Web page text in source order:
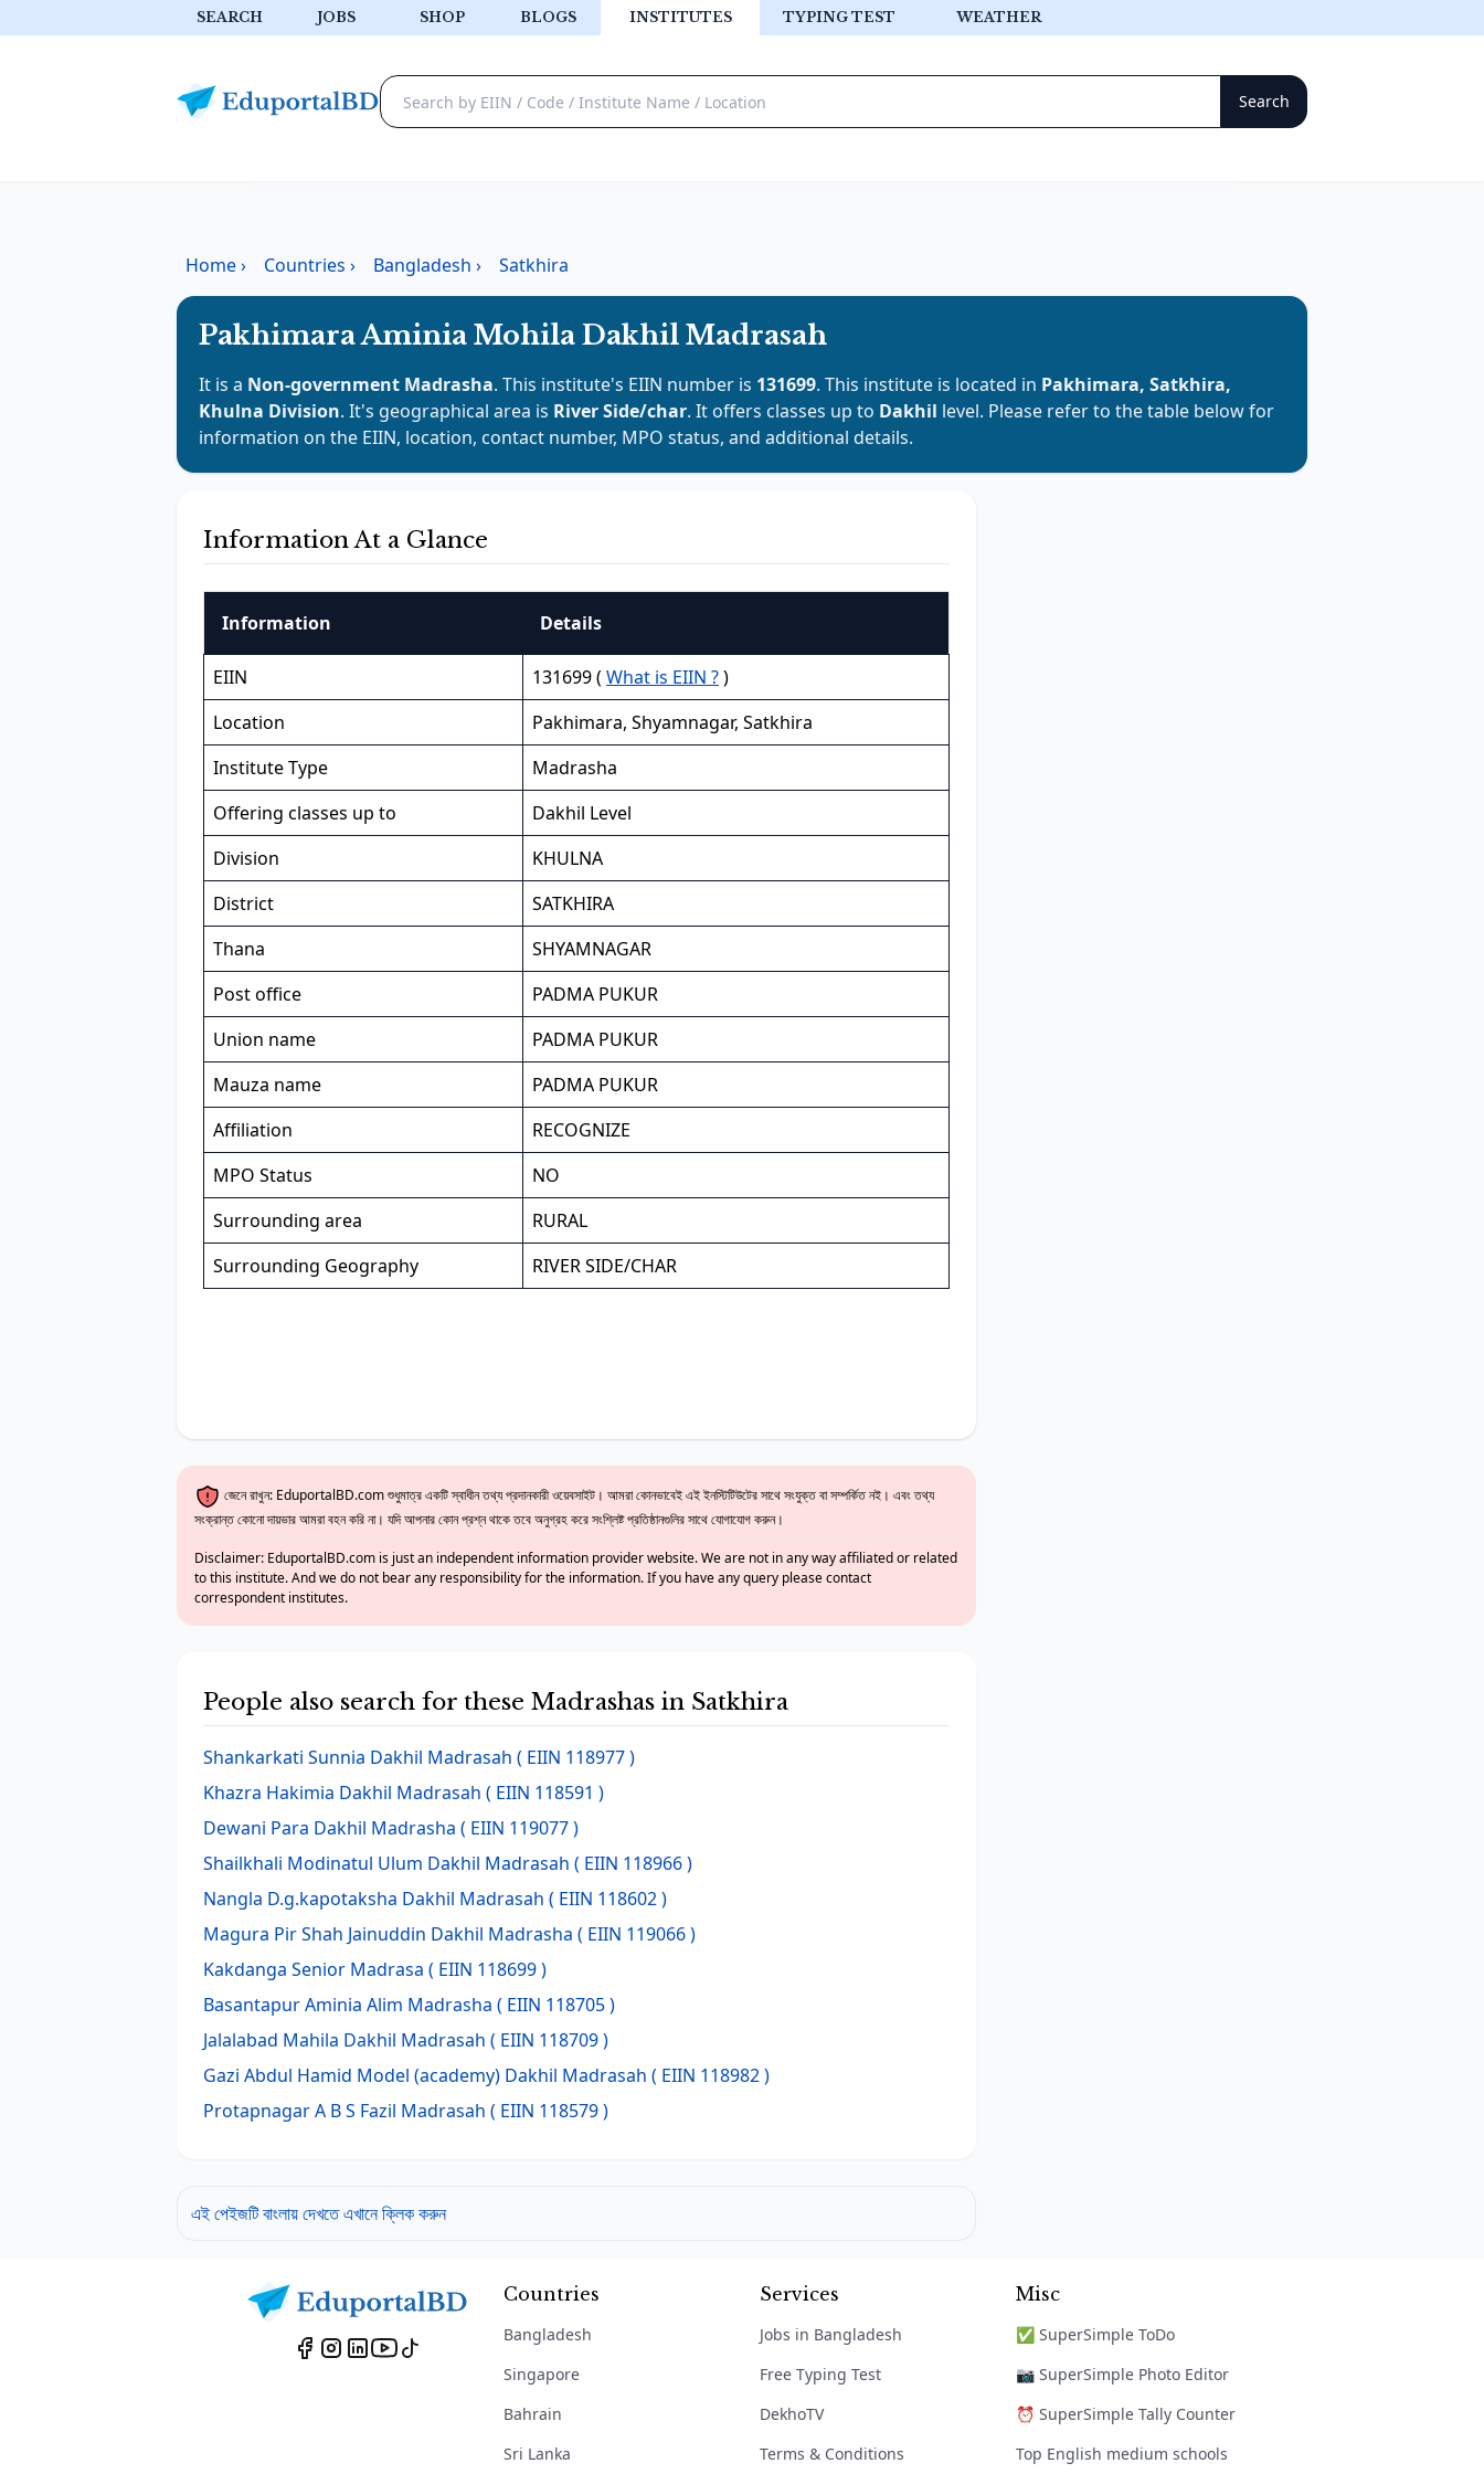
SEARCH JOBS SHOP BLOGS INSTITUTES TYPING TEST WEATHER
Home› Countries › Bangladesh › Satkhira
Pakhimara Aminia Mohila Dakhil Madrasah
It is a Non-government Madrasha. This institute's EIIN number is 131699. This institute is located in Pakhimara, Satkhira,
Khulna Division. It's geographical area is River Side/char. It offers classes up to Dakhil level. Please refer to the table below for
information on the EIIN, location, contact number, MPO status, and additional details.
Information At a Glance
Information Details
EIIN 131699 ( What is EIIN ?)
Location
Pakhimara, Shyamnagar, Satkhira
Institute Type
Madrasha
Offering classes up to
Dakhil Level
Division
KHULNA
District
SATKHIRA
Thana
SHYAMNAGAR
Post office
PADMA PUKUR
Union name
PADMA PUKUR
Mauza name
PADMA PUKUR
Affiliation
RECOGNIZE
MPO Status
NO
Surrounding area
RURAL
Surrounding Geography
RIVER SIDE/CHAR
জেনে রাখুন: EduportalBD.com শুধুমাত্র একটি স্বাধীন তথ্য প্রদানকারী ওয়েবসাইট। আমরা কোনভাবেই এই ইনস্টিটিউটের সাথে সংযুক্ত বা সম্পর্কিত নই। এবং তথ্য
সংক্রান্ত কোনো দায়ভার আমরা বহন করি না। যদি আপনার কোন প্রশ্ন থাকে তবে অনুগ্রহ করে সংশ্লিষ্ট প্রতিষ্ঠানগুলির সাথে যোগাযোগ করুন।
Disclaimer: EduportalBD.com is just an independent information provider website. We are not in any way affiliated or related
to this institute. And we do not bear any responsibility for the information. If you have any query please contact
correspondent institutes.
People also search for these Madrashas in Satkhira
Shankarkati Sunnia Dakhil Madrasah ( EIIN 118977 )
Khazra Hakimia Dakhil Madrasah ( EIIN 118591 )
Dewani Para Dakhil Madrasha ( EIIN 119077 )
Shailkhali Modinatul Ulum Dakhil Madrasah ( EIIN 118966 )
Nangla D.g.kapotaksha Dakhil Madrasah ( EIIN 118602 )
Magura Pir Shah Jainuddin Dakhil Madrasha ( EIIN 119066 )
Kakdanga Senior Madrasa ( EIIN 118699 )
Basantapur Aminia Alim Madrasha ( EIIN 118705 )
Jalalabad Mahila Dakhil Madrasah ( EIIN 118709 )
Gazi Abdul Hamid Model (academy) Dakhil Madrasah ( EIIN 118982 )
Protapnagar A B S Fazil Madrasah ( EIIN 118579 )
এই পেইজটি বাংলায় দেখতে এখানে ক্লিক করুন
Countries
Bangladesh
Singapore
Bahrain
Sri Lanka
Services
Jobs in Bangladesh
Free Typing Test
DekhoTV
Terms & Conditions
Misc
✅ SuperSimple ToDo
📷 SuperSimple Photo Editor
⏰ SuperSimple Tally Counter
Top English medium schools